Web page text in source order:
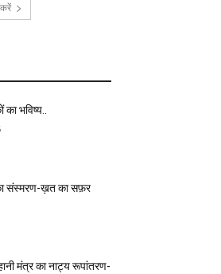
भविष्य..
संस्मरण-ख़त का सफ़र
मंत्र का नाट्य रूपांतरण-